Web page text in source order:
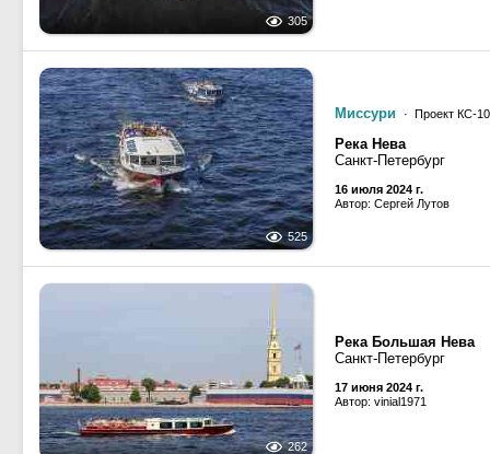
305
525
Миссури · Проект КС-
Река Нева
Санкт-Петербург
16 июля 2024 г.
Автор: Сергей Лутов
262
Река Большая Нева
Санкт-Петербург
17 июня 2024 г.
Автор: vinial1971